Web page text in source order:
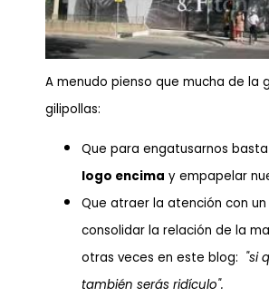
A menudo pienso que mucha de
gilipollas:
Que para engatusarnos
logo encima y empapelar
Que atraer la atención con
consolidar la relación de la
otras veces en este blog: "si
también serás ridículo".